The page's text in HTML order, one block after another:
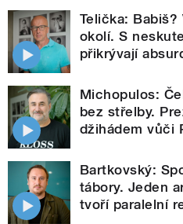
Telička:
okolí. S
přikrývají
Michopulos:
bez střelby.
džihádem vůči
Bartkovský:
tábory. Jeden
tvoří paralelní